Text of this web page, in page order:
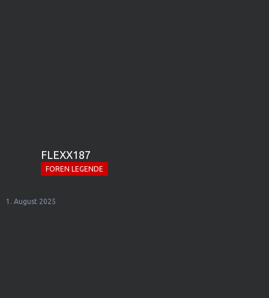
FLEXX187
FOREN LEGENDE
1. August 2025